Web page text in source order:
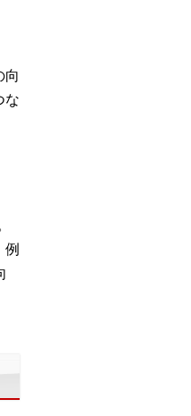
向
な
例